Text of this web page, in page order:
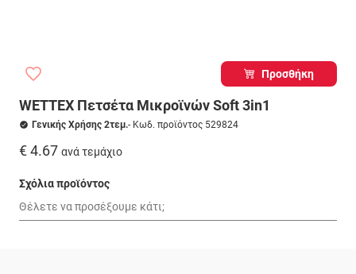
Προσθήκη
WETTEX Πετσέτα Μικροϊνών Soft 3in1
Γενικής Χρήσης 2τεμ.- Κωδ. προϊόντος 529824
€ 4.67 ανά τεμάχιο
Σχόλια προϊόντος